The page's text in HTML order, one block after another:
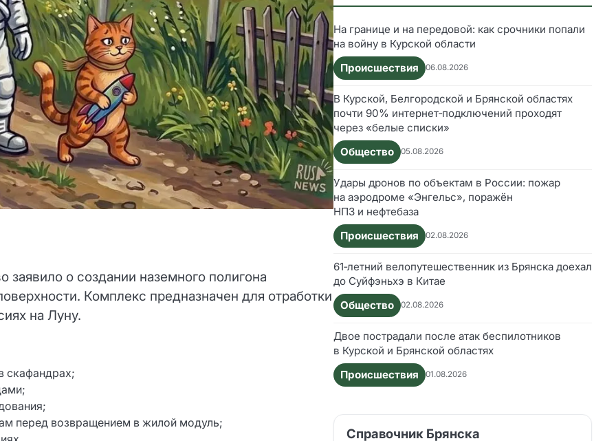
заявило о создании наземного полигона
Комплекс предназначен для отработки
на Луну.
скафандрах;
перед возвращением в жилой модуль;
На границе и на передовой: как срочники попали
на войну в Курской области
Происшествия
06.08.2026
В Курской, Белгородской и Брянской областях
почти 90% интернет‑подключений проходят
через «белые списки»
Общество
05.08.2026
Удары дронов по объектам в России: пожар
на аэродроме «Энгельс», поражён
НПЗ и нефтебаза
Происшествия
02.08.2026
61‑летний велопутешественник из Брянска доехал
до Суйфэньхэ в Китае
Общество
02.08.2026
Двое пострадали после атак беспилотников
в Курской и Брянской областях
Происшествия
01.08.2026
Справочник Брянска